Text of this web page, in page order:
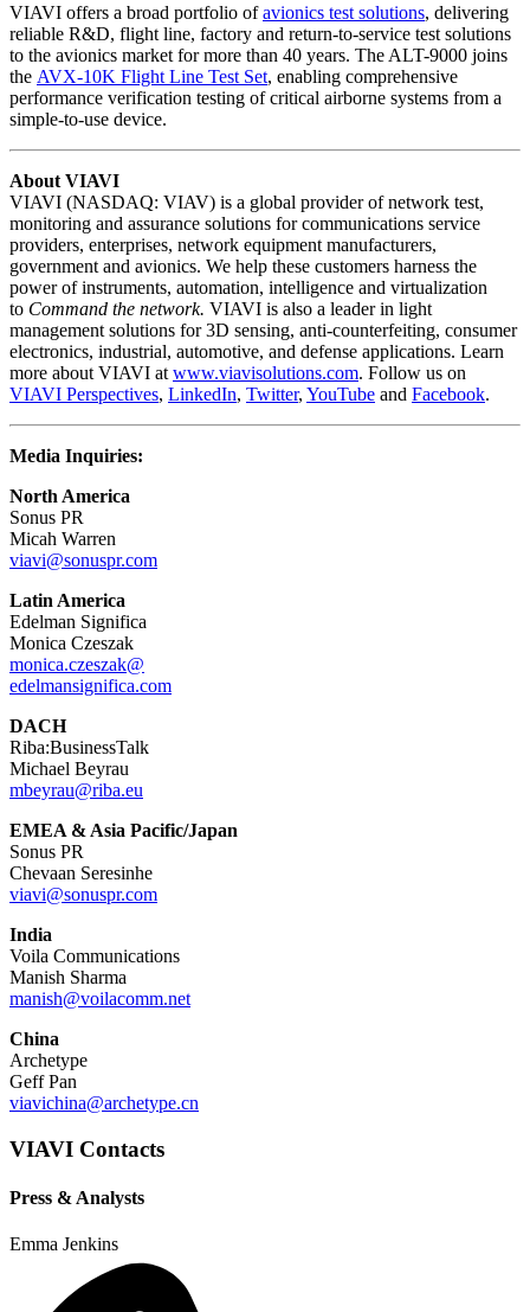
VIAVI offers a broad portfolio ofavionics test solutions, delivering
reliable R&D, flight line, factory and return-to-service test solutions
to the avionics market for more than 40 years. The ALT-9000 joins
the AVX-10K Flight Line Test Set, enabling comprehensive
performance verification testing of critical airborne systems from a
simple-to-use device.
About VIAVI
VIAVI (NASDAQ: VIAV) is a global provider of network test,
monitoring and assurance solutions for communications service
providers, enterprises, network equipment manufacturers,
government and avionics. We help these customers harness the
power of instruments, automation, intelligence and virtualization
to Command the network. VIAVI is also a leader in light
management solutions for 3D sensing, anti-counterfeiting, consumer
electronics, industrial, automotive, and defense applications. Learn
more about VIAVI at www.viavisolutions.com. Follow us on
VIAVI Perspectives, LinkedIn, Twitter, YouTube and Facebook.
Media Inquiries:
North America
Sonus PR
Micah Warren
viavi@sonuspr.com
Latin America
Edelman Significa
Monica Czeszak
monica.czeszak@
edelmansignifica.com
DACH
Riba:BusinessTalk
Michael Beyrau
mbeyrau@riba.eu
EMEA & Asia Pacific/Japan
Sonus PR
Chevaan Seresinhe
viavi@sonuspr.com
India
Voila Communications
Manish Sharma
manish@voilacomm.net
China
Archetype
Geff Pan
viavichina@archetype.cn
VIAVI Contacts
Press & Analysts
Emma Jenkins